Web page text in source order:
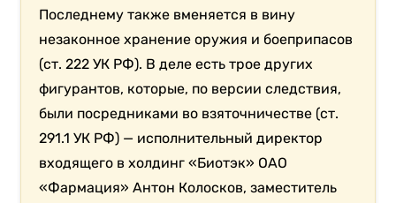
Последнему также вменяется в вину
незаконное хранение оружия и боеприпасов
(ст. 222 УК РФ). В деле есть трое других
фигурантов, которые, по версии следствия,
были посредниками во взяточничестве (ст.
291.1 УК РФ) — исполнительный директор
входящего в холдинг «Биотэк» ОАО
«Фармация» Антон Колосков, заместитель